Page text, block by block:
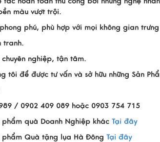
màu vượt trội.
phú, phù hợp với mọi không gian
tranh.
nghiệp, tận tâm.
tôi để được tư vấn và sở hữu những Sản
/ 0902 409 089 hoặc 0903 754 715
quà Doanh Nghiệp khác Tại đây
phẩm Quà tặng lụa Hà Đông Tại đây